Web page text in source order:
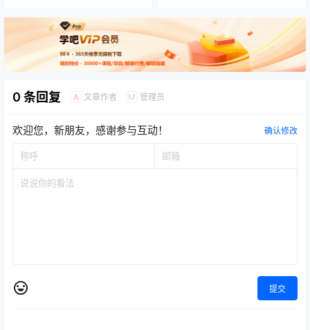
0 条回复 A 文章作者 M 管理员
欢迎您，新朋友，感谢参与互动！ 确认修改
提交